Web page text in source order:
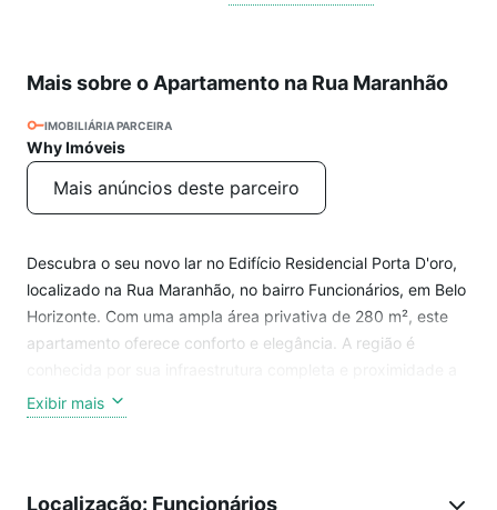
Mais sobre o Apartamento na Rua Maranhão
IMOBILIÁRIA PARCEIRA
Why Imóveis
Mais anúncios deste parceiro
Descubra o seu novo lar no Edifício Residencial Porta D'oro,
localizado na Rua Maranhão, no bairro Funcionários, em Belo
Horizonte. Com uma ampla área privativa de 280 m², este
apartamento oferece conforto e elegância. A região é
diversas comodidades, como restaurantes, lojas e transporte
público. Originalmente 4 suítes, transformado em 3 suítes e
festas. Uma oportunidade imperdível para quem busca
Exibir mais
Localização: Funcionários